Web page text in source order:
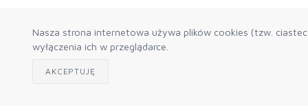
Nasza strona internetowa używa plików cookies (tzw.
wyłączenia ich w przeglądarce.
AKCEPTUJĘ